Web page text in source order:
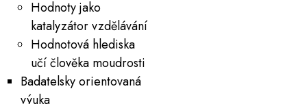
Hodnoty jako
katalyzátor vzdělávání
Hodnotová hlediska
učí člověka moudrosti
Badatelsky orientovaná
výuka